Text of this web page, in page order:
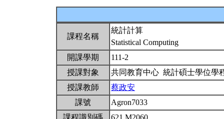
課程名稱
統計計算
Statistical Computing
開課學期
111-2
授課對象
共同教育中心 統計碩士學位
授課教師
蔡政安
課號
Agron7033
課程識別碼
621 M2060